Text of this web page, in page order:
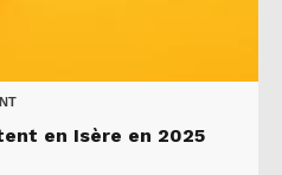
en Isère en 2025